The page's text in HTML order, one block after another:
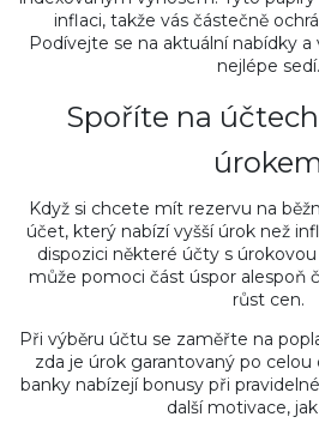
inflaci, takže vás částečně
Podívejte se na aktuální nabídky
nejlépe sedí.
Spoříte na
Když si chcete mít rezervu na
účet, který nabízí vyšší úrok než
dispozici některé účty s úrokovou
může pomoci část úspor alespoň
růst cen.
Při výběru účtu se zaměřte na
zda je úrok garantovaný po
banky nabízejí bonusy při
další motivace,